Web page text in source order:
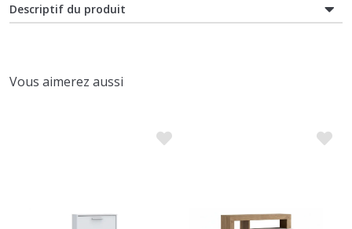
Descriptif du produit
Vous aimerez aussi